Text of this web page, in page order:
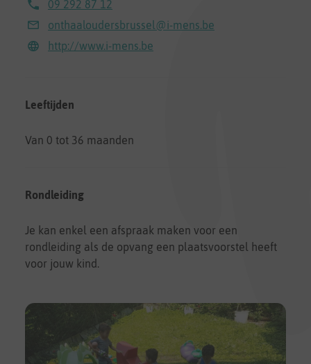
09 292 87 12
onthaaloudersbrussel@i-mens.be
http://www.i-mens.be
Leeftijden
Van 0 tot 36 maanden
Rondleiding
Je kan enkel een afspraak maken voor een
rondleiding als de opvang een plaatsvoorstel heeft
voor jouw kind.